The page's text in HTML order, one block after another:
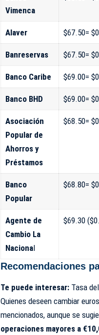
Vimenca
Alaver $67.50=
Banreservas $67.50=
Banco Caribe $69.00=
Banco BHD $69.00=
Asociación
Popular de
Ahorros y
Préstamos
$68.50=
Banco
Popular
$68.80=
Agente de
Cambio La
Nacional
$69.30
Recomendaciones
Te puede interesar: Tasa
Quienes deseen cambiar
mencionados, aunque se
operaciones mayores a